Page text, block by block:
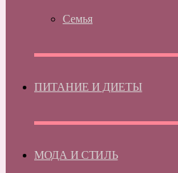
Семья
ПИТАНИЕ И ДИЕТЫ
МОДА И СТИЛЬ